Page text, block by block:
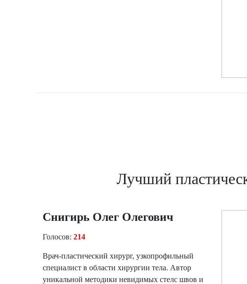
Перейти в профиль +
Перейти в профиль +
Лучший
Снигирь Олег Олегович
Голосов: 214
Врач-пластический хирург, узкопрофильный
специалист в области хирургии тела. Автор
уникальной методики невидимых стелс швов и